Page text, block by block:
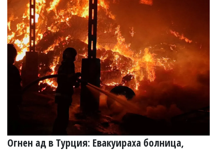
Огнен ад в Турция: Евакуираха болница,